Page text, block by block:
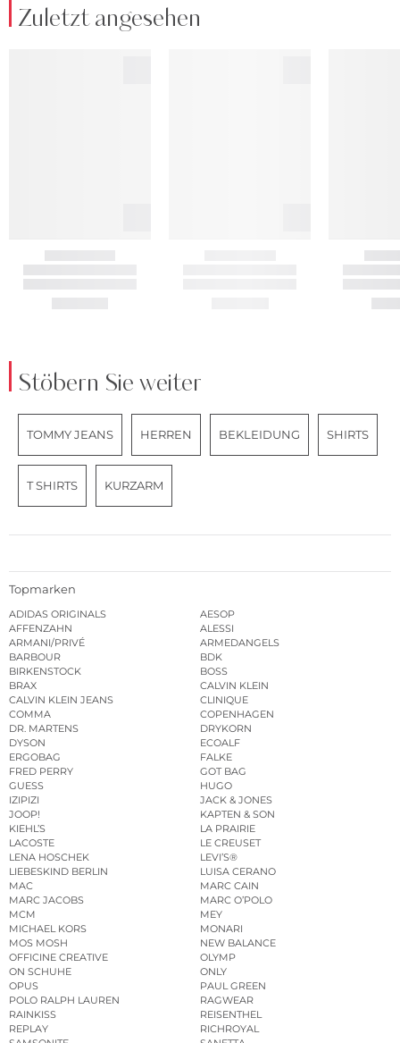
Zuletzt angesehen
Stöbern Sie weiter
TOMMY JEANS HERREN BEKLEIDUNG SHIRTS
T SHIRTS KURZARM
Topmarken
ADIDAS ORIGINALS
AESOP
AFFENZAHN
ALESSI
ARMANI/PRIVÉ
ARMEDANGELS
BARBOUR
BDK
BIRKENSTOCK
BOSS
BRAX
CALVIN KLEIN
CALVIN KLEIN JEANS
CLINIQUE
COMMA
COPENHAGEN
DR. MARTENS
DRYKORN
DYSON
ECOALF
ERGOBAG
FALKE
FRED PERRY
GOT BAG
GUESS
HUGO
IZIPIZI
JACK & JONES
JOOP!
KAPTEN & SON
KIEHL’S
LA PRAIRIE
LACOSTE
LE CREUSET
LENA HOSCHEK
LEVI’S®
LIEBESKIND BERLIN
LUISA CERANO
MAC
MARC CAIN
MARC JACOBS
MARC O’POLO
MCM
MEY
MICHAEL KORS
MONARI
MOS MOSH
NEW BALANCE
OFFICINE CREATIVE
OLYMP
ON SCHUHE
ONLY
OPUS
PAUL GREEN
POLO RALPH LAUREN
RAGWEAR
RAINKISS
REISENTHEL
REPLAY
RICHROYAL